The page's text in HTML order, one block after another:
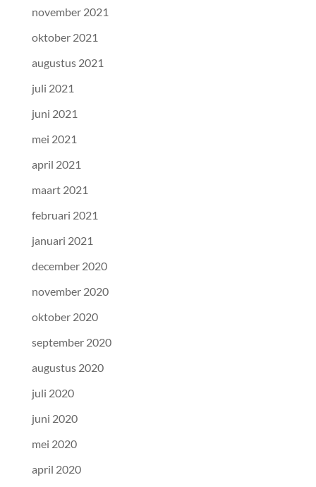
november 2021
oktober 2021
augustus 2021
juli 2021
juni 2021
mei 2021
april 2021
maart 2021
februari 2021
januari 2021
december 2020
november 2020
oktober 2020
september 2020
augustus 2020
juli 2020
juni 2020
mei 2020
april 2020